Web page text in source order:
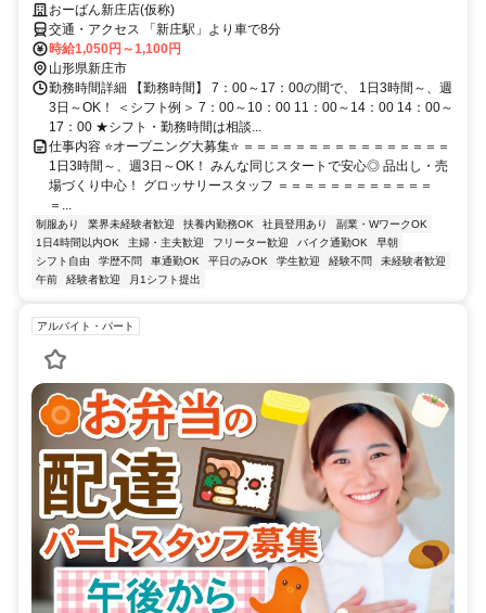
おーばん新庄店(仮称)
交通・アクセス 「新庄駅」より車で8分
時給1,050円～1,100円
山形県新庄市
勤務時間詳細 【勤務時間】 7：00～17：00の間で、 1日3時間～、週
3日～OK！ ＜シフト例＞ 7：00～10：00 11：00～14：00 14：00～
17：00 ★シフト・勤務時間は相談...
仕事内容 ⭐オープニング大募集⭐ ＝＝＝＝＝＝＝＝＝＝＝＝＝＝＝＝
1日3時間～、週3日～OK！ みんな同じスタートで安心◎ 品出し・売
場づくり中心！ グロッサリースタッフ ＝＝＝＝＝＝＝＝＝＝＝＝
＝...
制服あり 業界未経験者歓迎 扶養内勤務OK 社員登用あり
副業・WワークOK
1日4時間以内OK
主婦・主夫歓迎 フリーター歓迎 バイク通勤OK
早朝
シフト自由
学歴不問 車通勤OK 平日のみOK 学生歓迎 経験不問
未経験者歓迎
午前
経験者歓迎 月1シフト提出
アルバイト・パート